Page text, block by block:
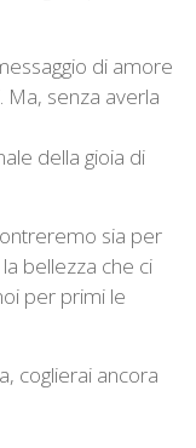
di amore
Ma, senza averla
della gioia di
sia per
bellezza che ci
per primi le
coglierai ancora